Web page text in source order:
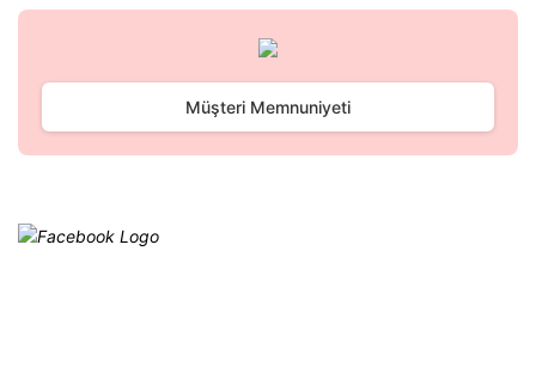
Gönder
Müşteri Memnuniyeti